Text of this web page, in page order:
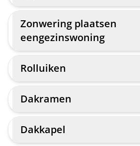
Zonwering plaatsen
eengezinswoning
Rolluiken
Dakramen
Dakkapel